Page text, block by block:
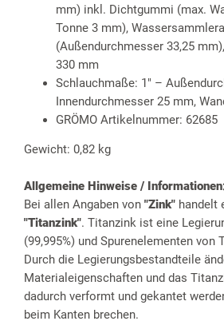
mm) inkl. Dichtgummi (max.
Tonne 3 mm),
(Außendurchmesser 33,25
330 mm
Schlauchmaße: 1" –
Innendurchmesser 25 mm,
GRÖMO Artikelnummer: 62685
Gewicht: 0,82 kg
Allgemeine Hinweise /
Bei allen Angaben von "Zink" handelt
"Titanzink". Titanzink ist eine
(99,995%) und Spurenelementen von
Durch die Legierungsbestandteile
Materialeigenschaften und das
dadurch verformt und gekantet
beim Kanten brechen.